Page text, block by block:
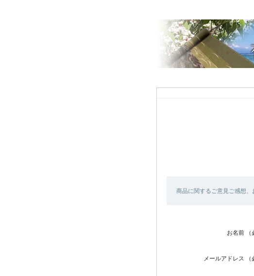
商品に関するご意見ご感想、
お名前
メールアドレス